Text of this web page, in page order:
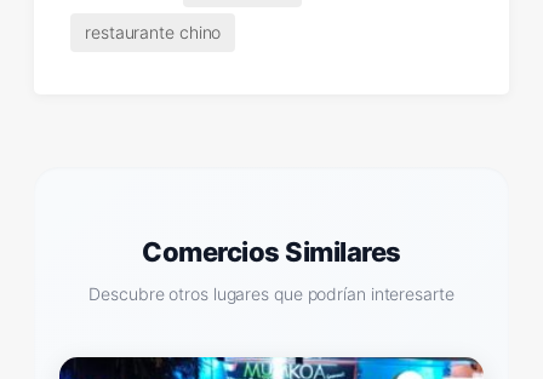
restaurante chino
Comercios Similares
Descubre otros lugares que podrían interesarte